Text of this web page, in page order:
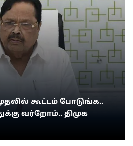
கூட்டம் போடுங்க..
வர்றோம்.. திமுக